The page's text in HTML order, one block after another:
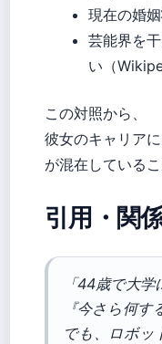
現在の婚
芸能界を
い（
この対照から、
彼女のキャリア
が混在しているこ
引用・関
「44歳で大
『今さら何す
でも、ロボッ